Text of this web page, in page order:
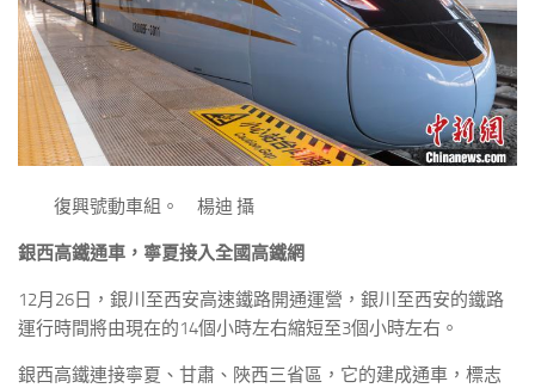
復興號動車組。 楊迪 攝
銀西高鐵通車，寧夏接入全國高鐵網
12月26日，銀川至西安高速鐵路開通運營，銀川至西安的鐵路
運行時間將由現在的14個小時左右縮短至3個小時左右。
銀西高鐵連接寧夏、甘肅、陜西三省區，它的建成通車，標志